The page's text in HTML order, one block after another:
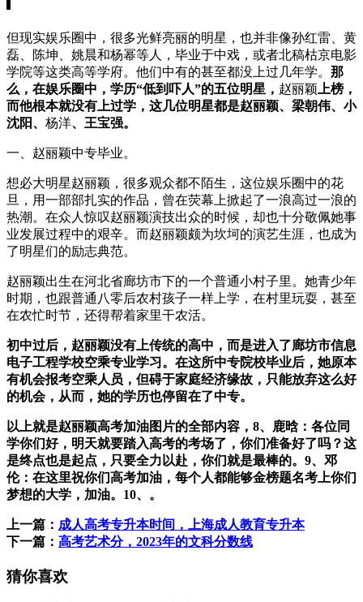
但现实娱乐圈中，很多光鲜亮丽的明星，也并非像孙红雷、黄
磊、陈坤、姚晨和杨幂等人，毕业于中戏，或者北稿枯京电影
学院等这类高等学府。他们中有的甚至都没上过几年学。 那
么，在娱乐圈中，学历“低到吓人”的五位明星， 赵丽颖 上榜，
而他根本就没有上过学，这几位明星都是赵丽颖、梁朝伟、小
沈阳、 杨洋、王宝强。
一、赵丽颖中专毕业。
想必大明星赵丽颖，很多观众都不陌生，这位娱乐圈中的花
旦，用一部部扎实的作品，曾在荧幕上掀起了一浪高过一浪的
热潮。在众人惊叹赵丽颖演技出众的时候，却也十分敬佩她事
业发展过程中的艰辛。而赵丽颖颇为坎坷的演艺生涯，也成为
了明星们的励志典范。
赵丽颖出生在河北省廊坊市下的一个普通小村子里。她青少年
时期，也跟普通八零后农村孩子一样上学，在村里玩耍，甚至
在农忙时节，还得帮着家里干农活。
初中过后，赵丽颖没有上传统的高中，而是进入了廊坊市信息
电子工程学校空乘专业学习。在这所中专院校毕业后，她原本
有机会报考空乘人员，但碍于家庭经济缘故，只能放弃这么好
的机会，从而，她的学历也停留在了中专。
以上就是赵丽颖高考加油图片的全部内容，8、鹿晗：各位同
学你们好，明天就要踏入高考的考场了，你们准备好了吗？这
是终点也是起点，只要全力以赴，你们就是最棒的。9、邓
伦：在这里祝你们高考加油，每个人都能够金榜题名考上你们
梦想的大学，加油。10、。
上一篇： 成人高考专升本时间，上海成人教育专升本
下一篇： 高考艺术分，2023年的文科分数线
猜你喜欢